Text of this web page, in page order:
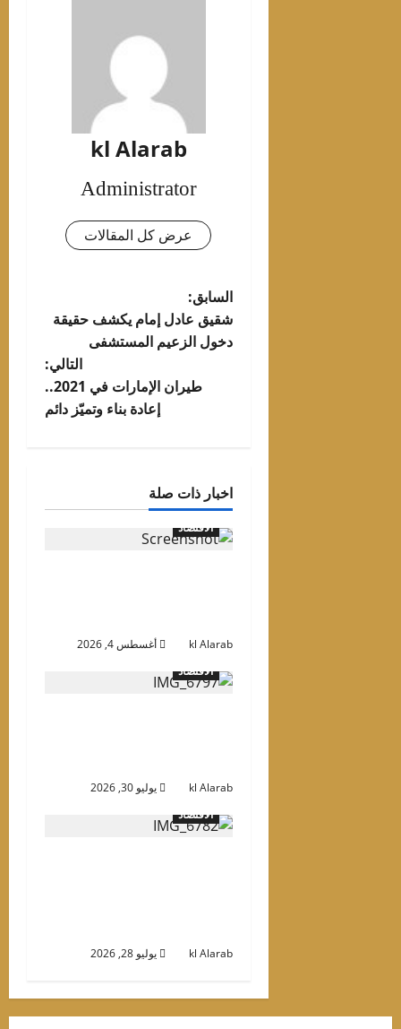
kl Alarab
Administrator
عرض كل المقالات
تصفّح
المقالات
السابق:
شقيق عادل إمام يكشف حقيقة
دخول الزعيم المستشفى
التالي:
طيران الإمارات في 2021..
إعادة بناء وتميّز دائم
اخبار ذات صلة
الاقتصاد
kl Alarab
أغسطس 4, 2026
الاقتصاد
kl Alarab
يوليو 30, 2026
الاقتصاد
kl Alarab يوليو 28, 2026